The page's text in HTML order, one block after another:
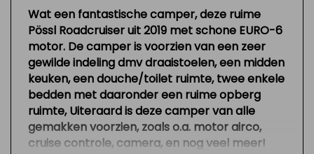
Variable interval ruitenwisser
Versnellingspook op dashboard
Verstelbare (in hoogte) bestuurders stoel
Zeer mooie en technisch goed
onderhouden auto
Interieur
Wat een fantastische camper, deze ruime
Pössl Roadcruiser uit 2019 met schone EURO-6
motor. De camper is voorzien van een zeer
gewilde indeling dmv draaistoelen, een midden
keuken, een douche/toilet ruimte, twee enkele
bedden met daaronder een ruime opberg
ruimte, Uiteraard is deze camper van alle
gemakken voorzien, zoals o.a. motor airco,
cruise controle, camera, en nog veel meer!